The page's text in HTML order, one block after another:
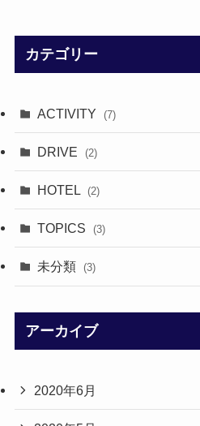
カテゴリー
ACTIVITY (7)
DRIVE (2)
HOTEL (2)
TOPICS (3)
未分類 (3)
アーカイブ
2020年6月